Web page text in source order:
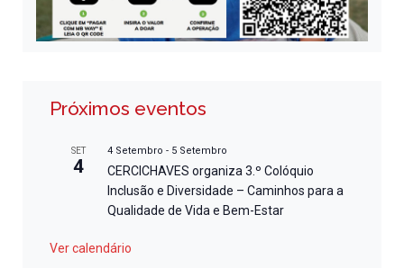
Próximos eventos
SET
4
4 Setembro - 5 Setembro
CERCICHAVES organiza 3.º Colóquio
Inclusão e Diversidade – Caminhos para a
Qualidade de Vida e Bem-Estar
Ver calendário